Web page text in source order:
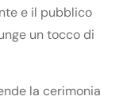
e il pubblico
un tocco di
la cerimonia